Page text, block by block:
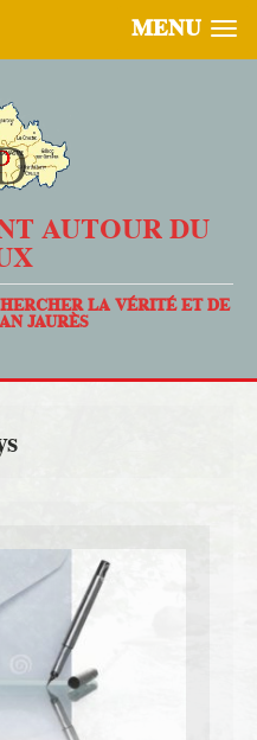
MENU
AUTOUR DU
LA VÉRITÉ ET DE
JAURÈS